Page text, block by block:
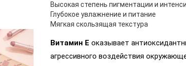
Высокая степень пигментации и
Глубокое увлажнение и питание
Мягкая скользящая текстура
Витамин Е оказывает
агрессивного воздействия